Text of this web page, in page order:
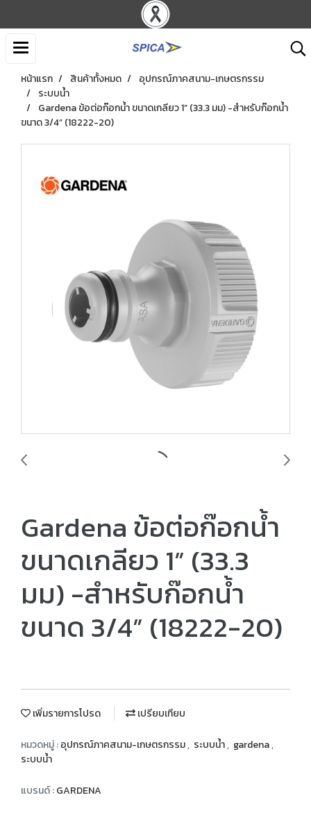
หน้าแรก สินค้าทั้งหมด
อุปกรณ์ภาคสนาม-เกษตรกรรม
ระบบน้ำ
Gardena ข้อต่อก๊อกน้ำ ขนาดเกลียว 1” (33.3 มม) -สำหรับก๊อกน้ำ
ขนาด 3/4” (18222-20)
Gardena ข้อต่อก๊อกน้ำ
ขนาดเกลียว 1” (33.3
มม) -สำหรับก๊อกน้ำ
ขนาด 3/4” (18222-20)
เพิ่มรายการโปรด เปรียบเทียบ
หมวดหมู่ :อุปกรณ์ภาคสนาม-เกษตรกรรม, ระบบน้ำ, gardena,
ระบบน้ำ
แบรนด์ :GARDENA